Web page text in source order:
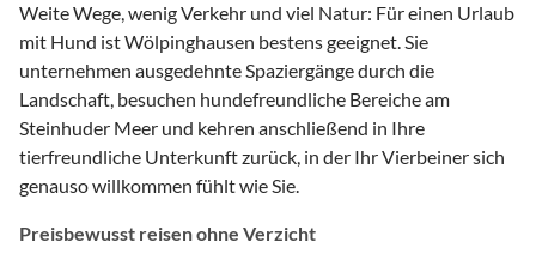
Weite Wege, wenig Verkehr und viel Natur: Für einen Urlaub
mit Hund ist Wölpinghausen bestens geeignet. Sie
unternehmen ausgedehnte Spaziergänge durch die
Landschaft, besuchen hundefreundliche Bereiche am
Steinhuder Meer und kehren anschließend in Ihre
tierfreundliche Unterkunft zurück, in der Ihr Vierbeiner sich
genauso willkommen fühlt wie Sie.
Preisbewusst reisen ohne Verzicht